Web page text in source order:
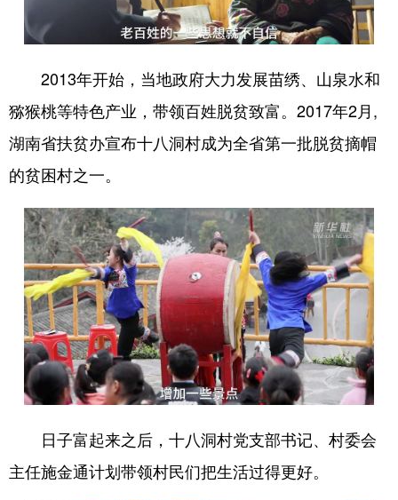
辽宁 吉林 上海 江苏
广东 广西 海南 重庆
四川
陕西 甘肃 青海 宁夏
新疆 内蒙古 黑龙江
多语种频道
English Español Français عربى
Русский язык 日本語 한국어
Deutsch Português
2013年开始，当地政府大力发展苗绣、山泉水和
猕猴桃等特色产业，带领百姓脱贫致富。2017年2月,
湖南省扶贫办宣布十八洞村成为全省第一批脱贫摘帽
的贫困村之一。
日子富起来之后，十八洞村党支部书记、村委会
主任施金通计划带领村民们把生活过得更好。